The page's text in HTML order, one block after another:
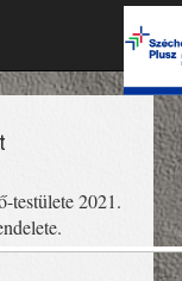
testülete 2021.